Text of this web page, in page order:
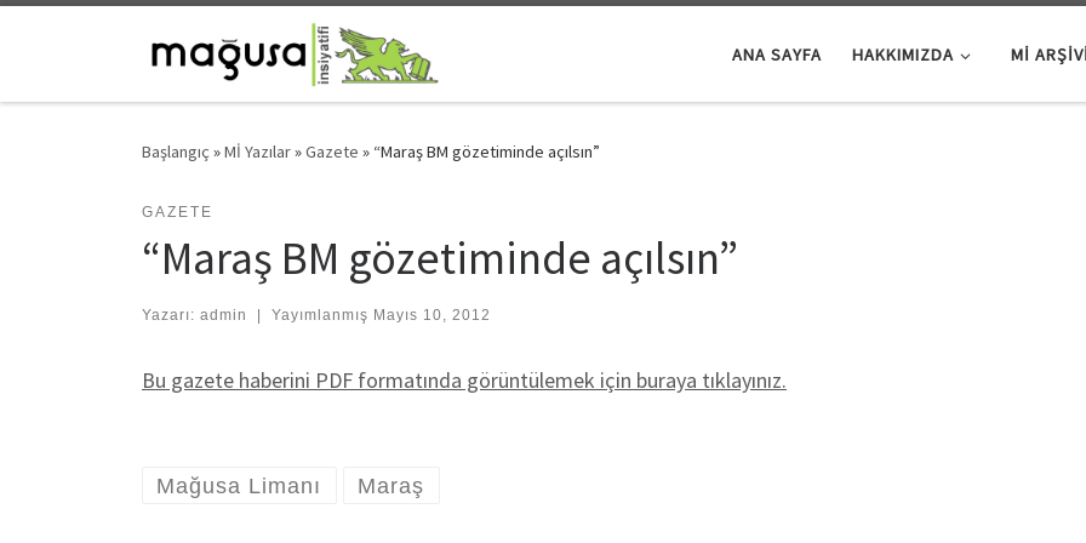
ANA SAYFA HAKKIMIZDA Mİ
Başlangıç »Mİ Yazılar»Gazete » “Maraş BM gözetiminde açılsın”
GAZETE
“Maraş BM gözetiminde açılsın”
Yazarı: admin Yayımlanmış Mayıs 10, 2012
Bu gazete haberini PDF formatında görüntülemek için buraya tıklayınız.
Mağusa Limanı Maraş